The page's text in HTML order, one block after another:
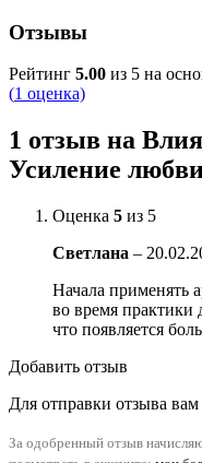
Отзывы
Рейтинг 5.00 из 5 на
(1 оценка)
1 отзыв на
Усиление
Оценка 5 из 5
Светлана –
Начала применять
во время практики
что появляется
Добавить отзыв
Для отправки отзыва
За одобренный отзыв